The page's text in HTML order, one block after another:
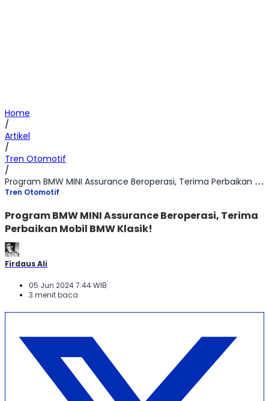
Home
/
Artikel
/
Tren Otomotif
/
Program BMW MINI Assurance Beroperasi, Terima Perbaikan Mobil BMW Klasik!
Tren Otomotif
Program BMW MINI Assurance Beroperasi, Terima
Perbaikan Mobil BMW Klasik!
Firdaus Ali
05 Jun 2024 7:44 WIB
3 menit baca